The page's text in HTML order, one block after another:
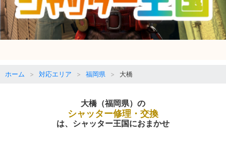
ホーム 対応エリア 福岡県 大橋
大橋（福岡県）の
シャッター修理・交換
は、シャッター王国におまかせ